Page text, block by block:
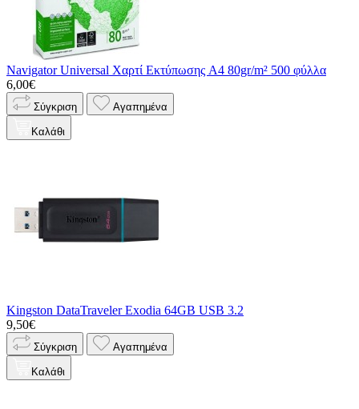
Navigator Universal Χαρτί Εκτύπωσης A4 80gr/m² 500 φύλλα
6,00€
Σύγκριση Αγαπημένα
Καλάθι
Kingston DataTraveler Exodia 64GB USB 3.2
9,50€
Σύγκριση Αγαπημένα
Καλάθι